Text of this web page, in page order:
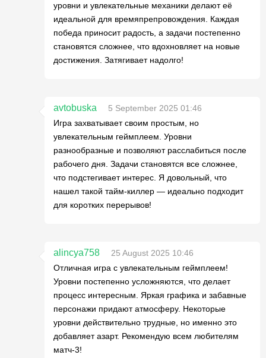
уровни и увлекательные механики делают её
идеальной для времяпрепровождения. Каждая
победа приносит радость, а задачи постепенно
становятся сложнее, что вдохновляет на новые
достижения. Затягивает надолго!
avtobuska
5 September 2025 01:46
Игра захватывает своим простым, но
увлекательным геймплеем. Уровни
разнообразные и позволяют расслабиться после
рабочего дня. Задачи становятся все сложнее,
что подстегивает интерес. Я довольный, что
нашел такой тайм-киллер — идеально подходит
для коротких перерывов!
alincya758
25 August 2025 10:46
Отличная игра с увлекательным геймплеем!
Уровни постепенно усложняются, что делает
процесс интересным. Яркая графика и забавные
персонажи придают атмосферу. Некоторые
уровни действительно трудные, но именно это
добавляет азарт. Рекомендую всем любителям
матч-3!